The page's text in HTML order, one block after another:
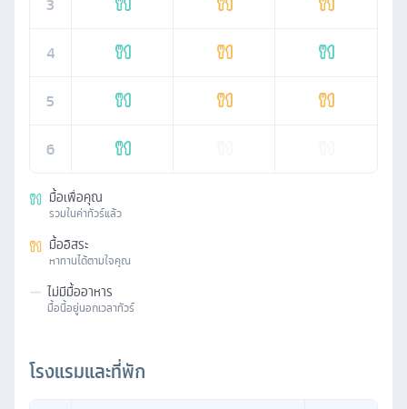
4
5
6
มื้อเพื่อคุณ
รวมในค่าทัวร์แล้ว
มื้ออิสระ
หาทานได้ตามใจคุณ
— ไม่มีมื้ออาหาร
มื้อนี้อยู่นอกเวลาทัวร์
โรงแรมและที่พัก